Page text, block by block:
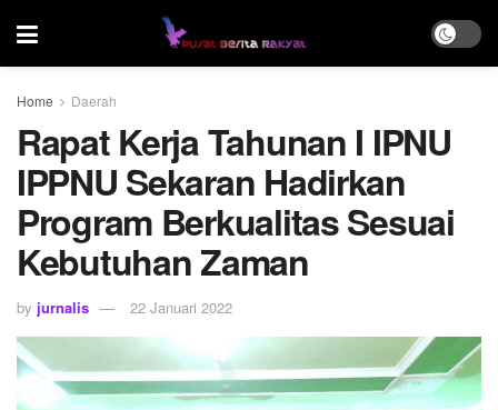
Home Daerah
Rapat Kerja Tahunan I IPNU
IPPNU Sekaran Hadirkan
Program Berkualitas Sesuai
Kebutuhan Zaman
by jurnalis 22 Januari 2022